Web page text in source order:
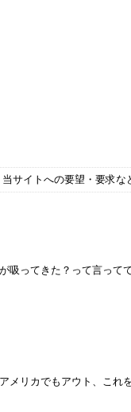
サイトへの要望・要求
吸ってきた？って言って
リカでもアウト、これ